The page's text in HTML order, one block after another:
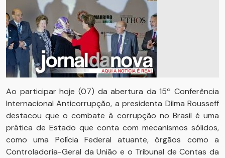
Ao participar hoje (07) da abertura da 15ª Conferência
Internacional Anticorrupção, a presidenta Dilma Rousseff
destacou que o combate à corrupção no Brasil é uma
prática de Estado que conta com mecanismos sólidos,
como uma Polícia Federal atuante, órgãos como a
Controladoria-Geral da União e o Tribunal de Contas da